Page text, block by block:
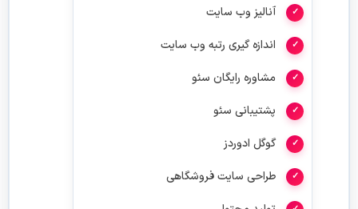
آنالیز وب سایت
اندازه گیری رتبه وب سایت
مشاوره رایگان سئو
پشتیبانی سئو
گوگل ادوردز
طراحی سایت فروشگاهی